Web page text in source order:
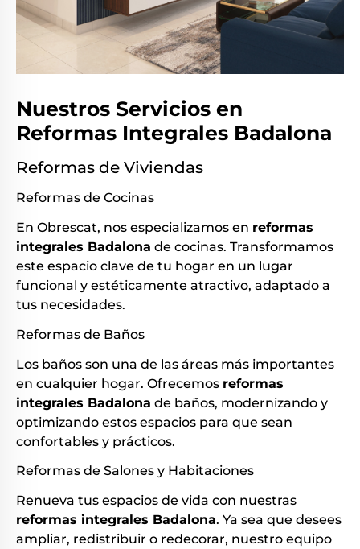
Nuestros Servicios en
Reformas Integrales Badalona
Reformas de Viviendas
Reformas de Cocinas
En Obrescat, nos especializamos en reformas
integrales Badalona de cocinas. Transformamos
este espacio clave de tu hogar en un lugar
funcional y estéticamente atractivo, adaptado a
tus necesidades.
Reformas de Baños
Los baños son una de las áreas más importantes
en cualquier hogar. Ofrecemos reformas
integrales Badalona de baños, modernizando y
optimizando estos espacios para que sean
confortables y prácticos.
Reformas de Salones y Habitaciones
Renueva tus espacios de vida con nuestras
reformas integrales Badalona. Ya sea que desees
ampliar, redistribuir o redecorar, nuestro equipo